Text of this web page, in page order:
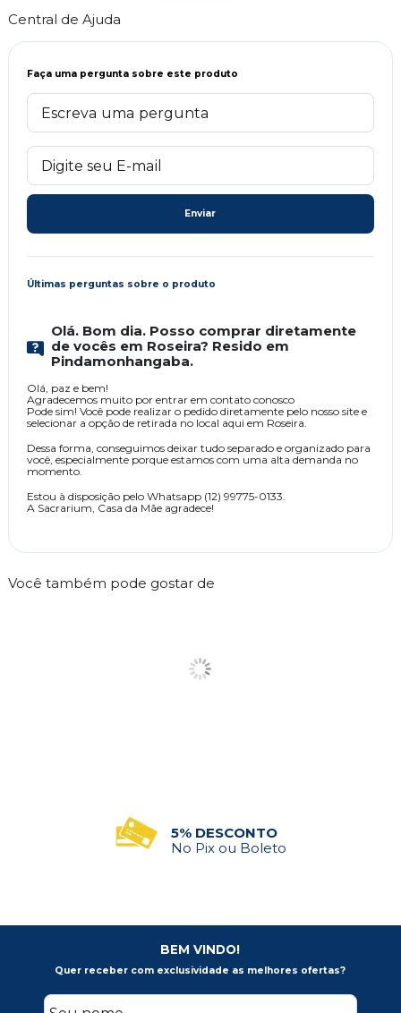
Central de Ajuda
Faça uma pergunta sobre este produto
Enviar
Últimas perguntas sobre o produto
Olá. Bom dia. Posso comprar diretamente
de vocês em Roseira? Resido em
Pindamonhangaba.
Olá, paz e bem!
Agradecemos muito por entrar em contato conosco
Pode sim! Você pode realizar o pedido diretamente pelo nosso site e
selecionar a opção de retirada no local aqui em Roseira.
Dessa forma, conseguimos deixar tudo separado e organizado para
você, especialmente porque estamos com uma alta demanda no
momento.
Estou à disposição pelo Whatsapp (12) 99775-0133.
A Sacrarium, Casa da Mãe agradece!
Você também pode gostar de
PEDIDO MÍNIMO
R$500 em Compras
BEM VINDO!
Quer receber com exclusividade as melhores ofertas?